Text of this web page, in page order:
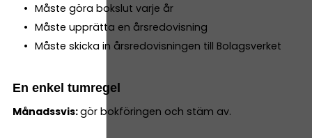
Måste göra bokslut varje år
Måste upprätta en årsredovisning
Måste skicka in årsredovisningen till Bolagsverket
En enkel tumregel
Månadssvis:gör bokföringen och stäm av.